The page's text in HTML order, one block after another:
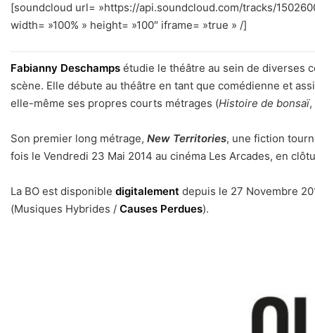
[soundcloud url= »https://api.soundcloud.com/tracks/
width= »100% » height= »100″ iframe= »true » /]
Fabianny Deschamps étudie le théâtre au sein de diverses
scène. Elle débute au théâtre en tant que comédienne et
elle-même ses propres courts métrages (Histoire de bonsaï,
Son premier long métrage, New Territories, une fiction
fois le Vendredi 23 Mai 2014 au cinéma Les Arcades, en
La BO est disponible digitalement depuis le 27 Novembre
(Musiques Hybrides / Causes Perdues).